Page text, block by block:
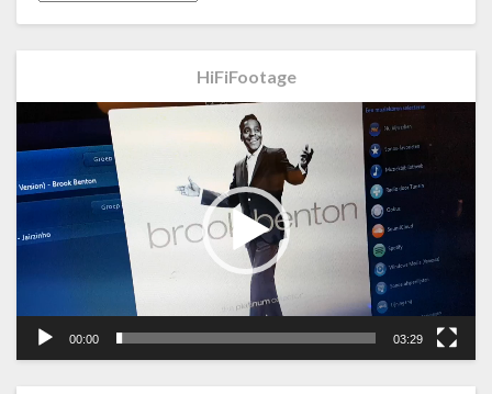
HiFiFootage
Videospeler
00:00 03:29